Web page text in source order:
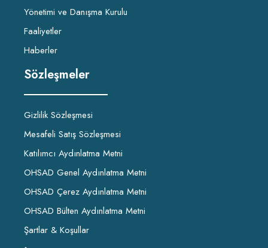
Yönetimi ve Danışma Kurulu
Faaliyetler
Haberler
Sözleşmeler
Gizlilik Sözleşmesi
Mesafeli Satış Sözleşmesi
Katılımcı Aydınlatma Metni
OHSAD Genel Aydınlatma Metni
OHSAD Çerez Aydınlatma Metni
OHSAD Bülten Aydınlatma Metni
Şartlar & Koşullar